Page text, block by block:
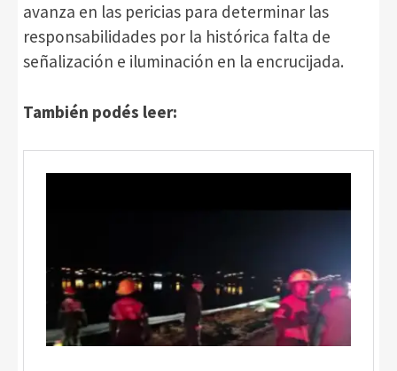
avanza en las pericias para determinar las
responsabilidades por la histórica falta de
señalización e iluminación en la encrucijada.
También podés leer: